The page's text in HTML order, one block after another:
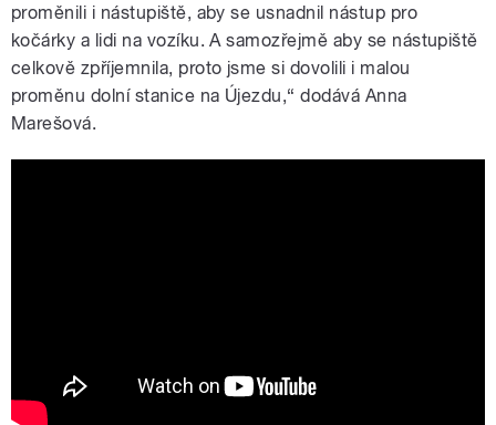
proměnili i nástupiště, aby se usnadnil nástup pro
kočárky a lidi na vozíku. A samozřejmě aby se nástupiště
celkově zpříjemnila, proto jsme si dovolili i malou
proměnu dolní stanice na Újezdu,“ dodává Anna
Marešová.